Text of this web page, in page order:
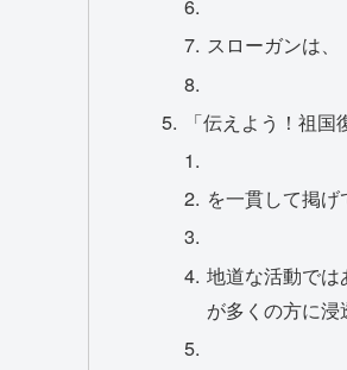
スローガンは、
「伝えよう！祖
を一貫して掲げ
地道な活動で
が多くの方に浸